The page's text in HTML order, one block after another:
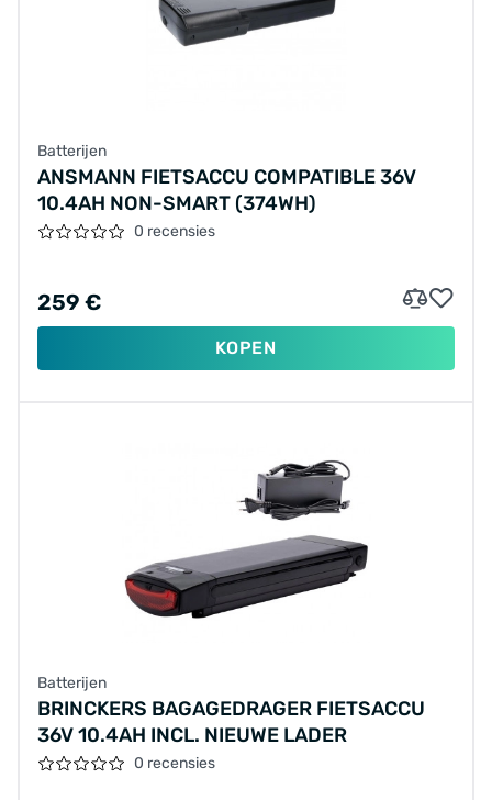
Batterijen
ANSMANN FIETSACCU COMPATIBLE 36V
10.4AH NON-SMART (374WH)
0 recensies
259 €
KOPEN
Batterijen
BRINCKERS BAGAGEDRAGER FIETSACCU
36V 10.4AH INCL. NIEUWE LADER
0 recensies